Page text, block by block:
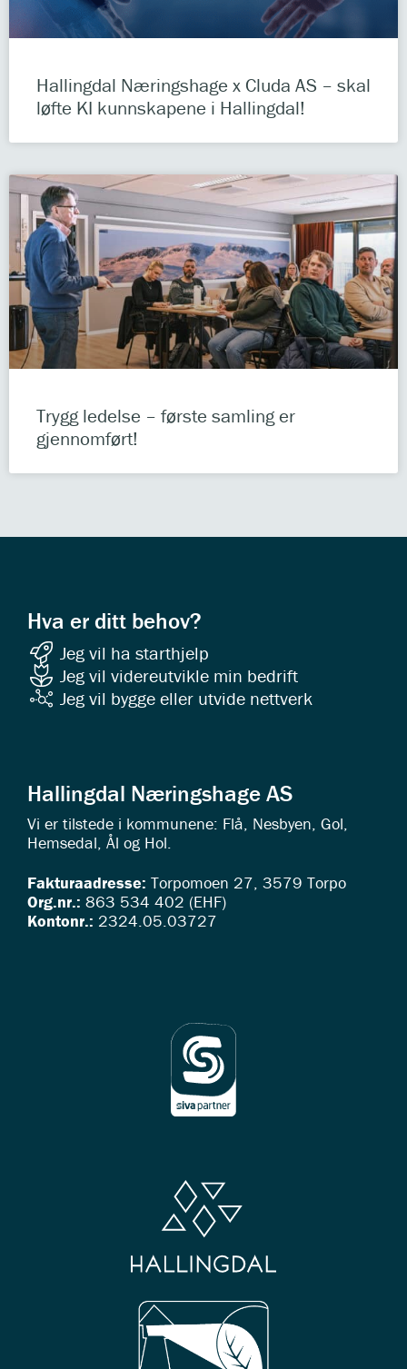
Hallingdal Næringshage x Cluda AS – skal
løfte KI kunnskapene i Hallingdal!
Trygg ledelse – første samling er
gjennomført!
Hva er ditt behov?
Jeg vil ha starthjelp
Jeg vil videreutvikle min bedrift
Jeg vil bygge eller utvide nettverk
Hallingdal Næringshage AS
Vi er tilstede i kommunene: Flå, Nesbyen, Gol,
Hemsedal, Ål og Hol.
Fakturaadresse: Torpomoen 27, 3579 Torpo
Org.nr.: 863 534 402 (EHF)
Kontonr.: 2324.05.03727